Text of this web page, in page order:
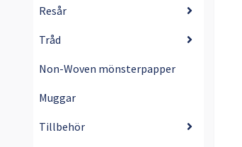
Resår
Tråd
Non-Woven mönsterpapper
Muggar
Tillbehör